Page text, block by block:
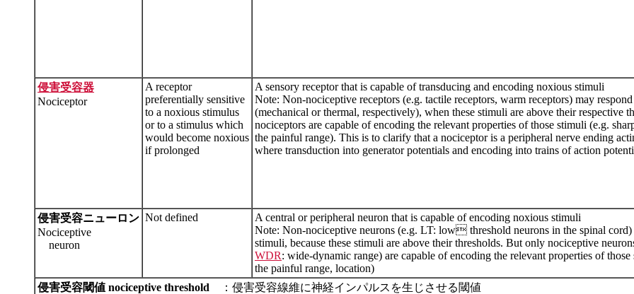
侵害受容器
Nociceptor
A receptor
preferentially sensitive
to a noxious stimulus
or to a stimulus which
would become noxious
if prolonged
A sensory receptor that is capable of transducing and encoding noxious stimuli
Note: Non-nociceptive receptors (e.g. tactile receptors, warm receptors) may
(mechanical or thermal, respectively), when these stimuli are above their respective
nociceptors are capable of encoding the relevant properties of those stimuli (e.g.
the painful range). This is to clarify that a nociceptor is a peripheral nerve ending
where transduction into generator potentials and encoding into trains of action
侵害受容ニューロン
Nociceptive
neuron
Not defined
A central or peripheral neuron that is capable of encoding noxious stimuli
Note: Non-nociceptive neurons (e.g. LT: low threshold neurons in the spinal
stimuli, because these stimuli are above their thresholds. But only nociceptive
WDR: wide-dynamic range) are capable of encoding the relevant properties of
the painful range, location)
侵害受容閾値 nociceptive threshold ：侵害受容線維に神経インパルスを生じさせる閾値